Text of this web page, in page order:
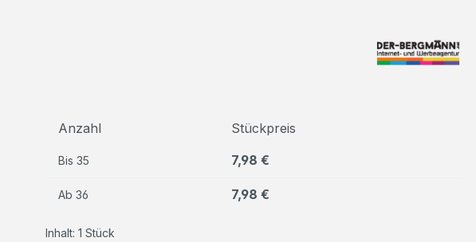
Anzahl Stückpreis
Bis 35 7,98 €
Ab 36 7,98 €
Inhalt: 1 Stück